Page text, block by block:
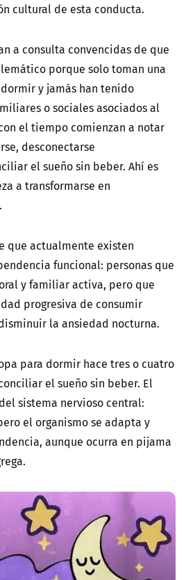
cultural de esta conducta.
a consulta convencidas de que
porque solo toman una
y jamás han tenido
o sociales asociados al
el tiempo comienzan a notar
desconectarse
el sueño sin beber. Ahí es
a transformarse en
que actualmente existen
funcional: personas que
y familiar activa, pero que
progresiva de consumir
la ansiedad nocturna.
para dormir hace tres o cuatro
el sueño sin beber. El
sistema nervioso central:
el organismo se adapta y
aunque ocurra en pijama